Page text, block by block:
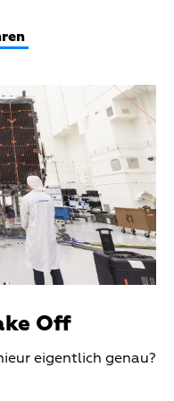
Off
eigentlich genau?